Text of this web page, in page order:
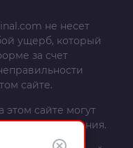
не несет
ущерб, который
за счет
сайте.
сайте могут
уведомления.